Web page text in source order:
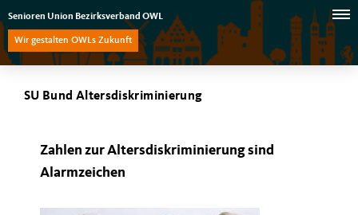
Senioren Union Bezirksverband OWL
Wir gestalten OWLs Zukunft
SU Bund Altersdiskriminierung
Zahlen zur Altersdiskriminierung sind
Alarmzeichen